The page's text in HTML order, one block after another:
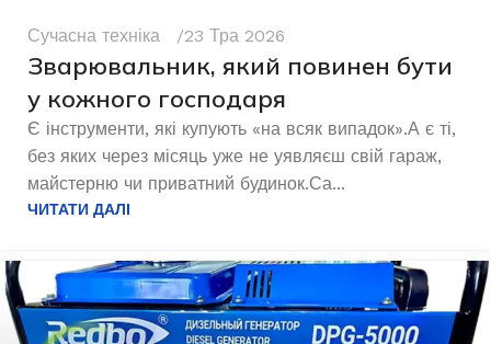
Сучасна техніка 23 Тра 2026
Зварювальник, який повинен бути
у кожного господаря
Є інструменти, які купують «на всяк випадок».А є ті,
без яких через місяць уже не уявляєш свій гараж,
майстерню чи приватний будинок.Са...
ЧИТАТИ ДАЛІ